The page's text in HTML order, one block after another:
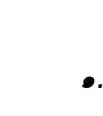
๑